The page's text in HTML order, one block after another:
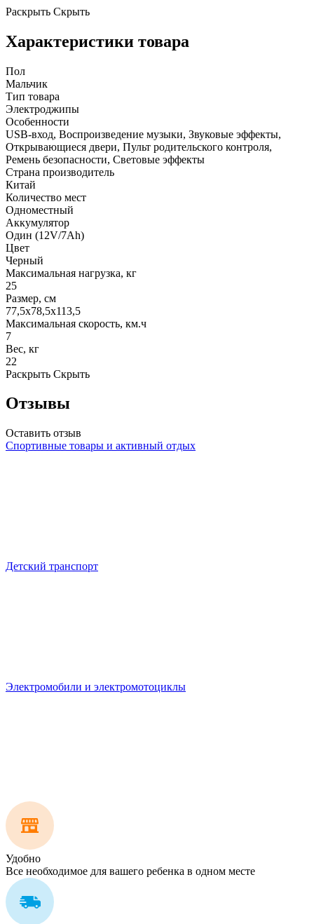
Раскрыть Скрыть
Характеристики товара
Пол
Мальчик
Тип товара
Электроджипы
Особенности
USB-вход, Воспроизведение музыки, Звуковые эффекты,
Открывающиеся двери, Пульт родительского контроля,
Ремень безопасности, Световые эффекты
Страна производитель
Китай
Количество мест
Одноместный
Аккумулятор
Один (12V/7Ah)
Цвет
Черный
Максимальная нагрузка, кг
25
Размер, см
77,5х78,5х113,5
Максимальная скорость, км.ч
7
Вес, кг
22
Раскрыть Скрыть
Отзывы
Оставить отзыв
Спортивные товары и активный отдых
Детский транспорт
Электромобили и электромотоциклы
Удобно
Все необходимое для вашего ребенка в одном месте